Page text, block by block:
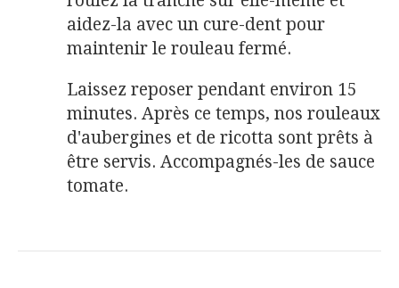
aidez-la avec un cure-dent pour
maintenir le rouleau fermé.
Laissez reposer pendant environ 15
minutes. Après ce temps, nos rouleaux
d'aubergines et de ricotta sont prêts à
être servis. Accompagnés-les de sauce
tomate.